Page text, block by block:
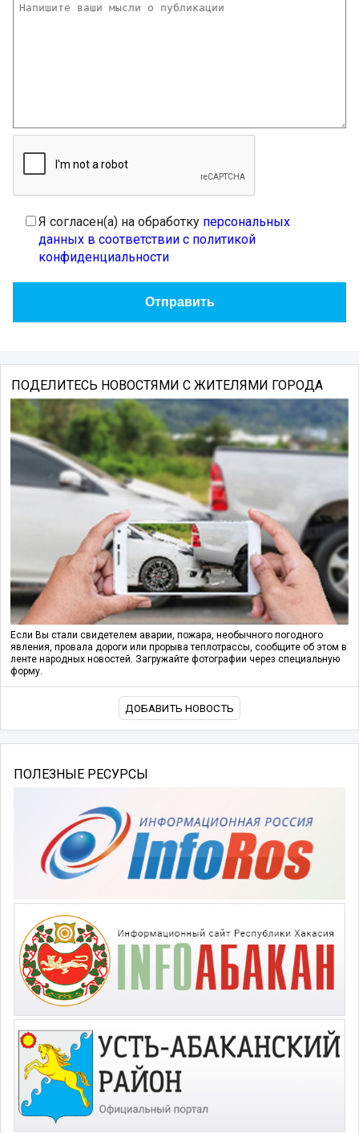
Я согласен(а) на обработку персональных
данных в соответствии с политикой
конфиденциальности
ПОДЕЛИТЕСЬ НОВОСТЯМИ С ЖИТЕЛЯМИ ГОРОДА
Если Вы стали свидетелем аварии, пожара, необычного погодного
явления, провала дороги или прорыва теплотрассы, сообщите об этом в
ленте народных новостей. Загружайте фотографии через специальную
форму.
ДОБАВИТЬ НОВОСТЬ
ПОЛЕЗНЫЕ РЕСУРСЫ